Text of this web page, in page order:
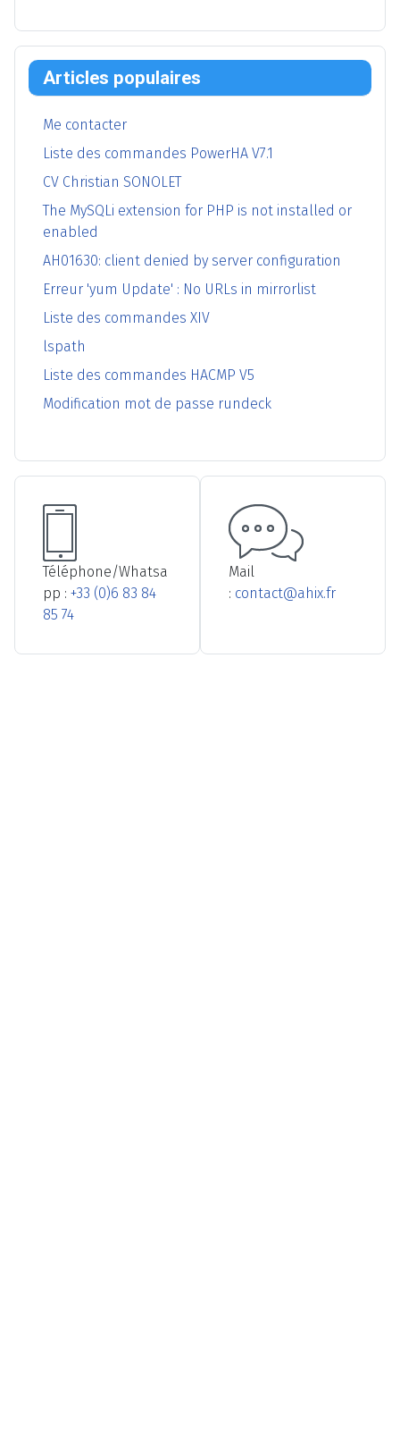
Articles populaires
Me contacter
Liste des commandes PowerHA V7.1
CV Christian SONOLET
The MySQLi extension for PHP is not installed or
enabled
AH01630: client denied by server configuration
Erreur 'yum Update' : No URLs in mirrorlist
Liste des commandes XIV
lspath
Liste des commandes HACMP V5
Modification mot de passe rundeck
Téléphone/Whatsa
pp : +33 (0)6 83 84
85 74
Mail
: contact@ahix.fr